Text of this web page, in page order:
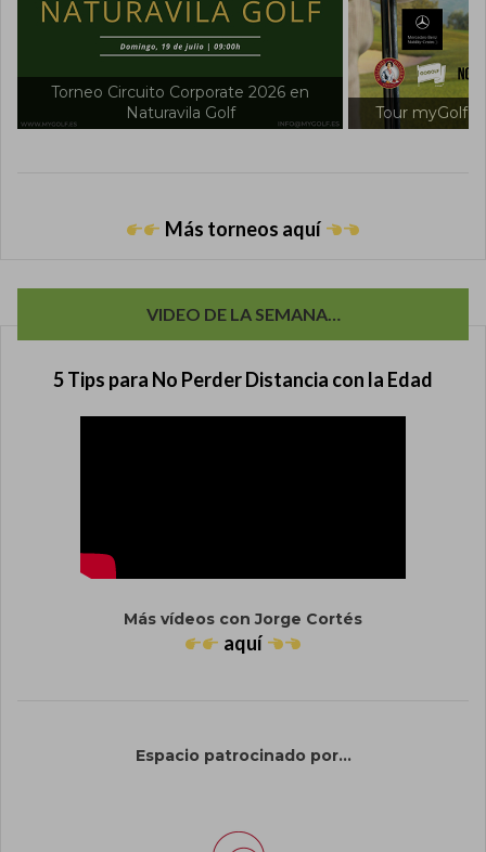
Tour myGolf 2026 en Villanueva Golf Tour myGolf
Más torneos aquí
VIDEO DE LA SEMANA…
5 Tips para No Perder Distancia con la Edad
Más vídeos con Jorge Cortés
aquí
Espacio patrocinado por...